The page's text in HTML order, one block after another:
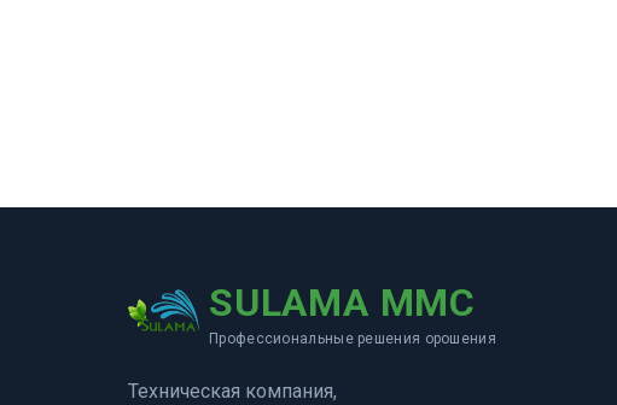
SULAMA MMC
Профессиональные решения орошения
Техническая компания,